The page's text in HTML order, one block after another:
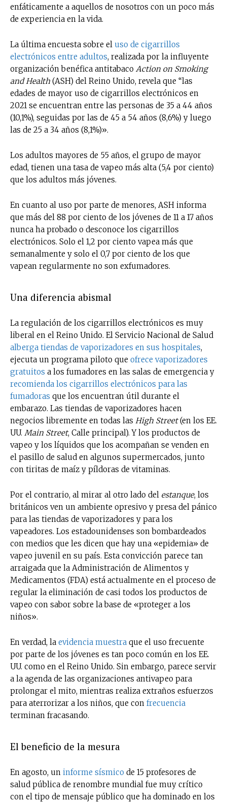
enfáticamente a aquellos de nosotros con un poco más
de experiencia en la vida.
La última encuesta sobre el uso de cigarrillos
electrónicos entre adultos, realizada por la influyente
organización benéfica antitabaco Action on Smoking
and Health (ASH) del Reino Unido, revela que “las
edades de mayor uso de cigarrillos electrónicos en
2021 se encuentran entre las personas de 35 a 44 años
(10,1%), seguidas por las de 45 a 54 años (8,6%) y luego
las de 25 a 34 años (8,1%)».
Los adultos mayores de 55 años, el grupo de mayor
edad, tienen una tasa de vapeo más alta (5,4 por ciento)
que los adultos más jóvenes.
En cuanto al uso por parte de menores, ASH informa
que más del 88 por ciento de los jóvenes de 11 a 17 años
nunca ha probado o desconoce los cigarrillos
electrónicos. Solo el 1,2 por ciento vapea más que
semanalmente y solo el 0,7 por ciento de los que
vapean regularmente no son exfumadores.
Una diferencia abismal
La regulación de los cigarrillos electrónicos es muy
liberal en el Reino Unido. El Servicio Nacional de Salud
alberga tiendas de vaporizadores en sus hospitales,
ejecuta un programa piloto que ofrece vaporizadores
gratuitos a los fumadores en las salas de emergencia y
recomienda los cigarrillos electrónicos para las
fumadoras que los encuentran útil durante el
embarazo. Las tiendas de vaporizadores hacen
negocios libremente en todas las High Street(en los EE.
UU. Main Street, Calle principal). Y los productos de
vapeo y los líquidos que los acompañan se venden en
el pasillo de salud en algunos supermercados, junto
con tiritas de maíz y píldoras de vitaminas.
Por el contrario, al mirar al otro lado del estanque, los
británicos ven un ambiente opresivo y presa del pánico
para las tiendas de vaporizadores y para los
vapeadores. Los estadounidenses son bombardeados
con medios que les dicen que hay una «epidemia» de
vapeo juvenil en su país. Esta convicción parece tan
arraigada que la Administración de Alimentos y
Medicamentos (FDA) está actualmente en el proceso de
regular la eliminación de casi todos los productos de
vapeo con sabor sobre la base de «proteger a los
niños».
En verdad, la evidencia muestra que el uso frecuente
por parte de los jóvenes es tan poco común en los EE.
UU. como en el Reino Unido. Sin embargo, parece servir
a la agenda de las organizaciones antivapeo para
prolongar el mito, mientras realiza extraños esfuerzos
para aterrorizar a los niños, que con frecuencia
terminan fracasando.
El beneficio de la mesura
En agosto, un informe sísmico de 15 profesores de
salud pública de renombre mundial fue muy crítico
con el tipo de mensaje público que ha dominado en los